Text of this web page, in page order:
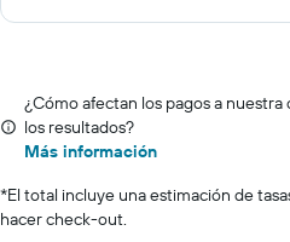
¿Cómo afectan los pagos a
los resultados?
Más información
*El total incluye una estimación de
hacer check-out.